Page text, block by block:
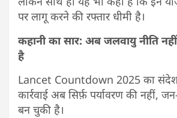
पर लागू करने की रफ्तार धीमी है।
कहानी का सार: अब जलवायु नीति
है
Lancet Countdown 2025 का
कार्रवाई अब सिर्फ़ पर्यावरण की नहीं,
बन चुकी है।